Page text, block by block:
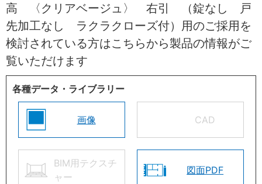
高 〈クリアベージュ〉 右引 （錠なし 戸
先加工なし ラクラクローズ付）用のご採用を
検討されている方はこちらから製品の情報がご
覧いただけます
各種データ・ライブラリー
画像 CAD
BIM用テクスチ
ャー
図面PDF